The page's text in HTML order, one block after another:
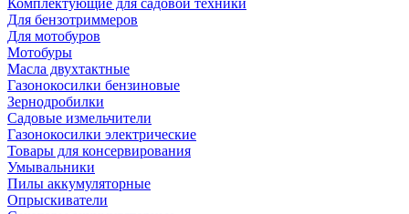
Комплектующие для садовой техники
Для бензотриммеров
Для мотобуров
Мотобуры
Масла двухтактные
Газонокосилки бензиновые
Зернодробилки
Садовые измельчители
Газонокосилки электрические
Товары для консервирования
Умывальники
Пилы аккумуляторные
Опрыскиватели